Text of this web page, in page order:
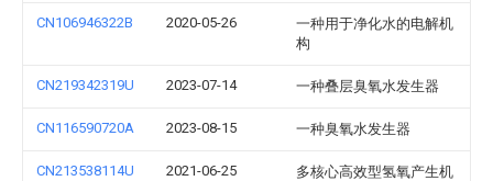
CN106946322B 2020-05-26
一种用于净化水的电解机
构
CN219342319U 2023-07-14 一种叠层臭氧水发生器
CN116590720A 2023-08-15 一种臭氧水发生器
CN213538114U 2021-06-25 多核心高效型氢氧产生机